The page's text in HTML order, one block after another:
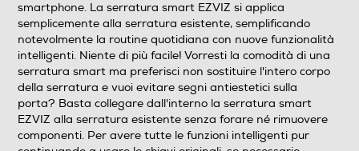
smartphone. La serratura smart EZVIZ si applica
semplicemente alla serratura esistente, semplificando
notevolmente la routine quotidiana con nuove funzionalità
intelligenti. Niente di più facile! Vorresti la comodità di una
serratura smart ma preferisci non sostituire l'intero corpo
della serratura e vuoi evitare segni antiestetici sulla
porta? Basta collegare dall'interno la serratura smart
EZVIZ alla serratura esistente senza forare né rimuovere
componenti. Per avere tutte le funzioni intelligenti pur